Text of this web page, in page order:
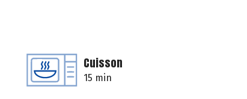
Cuisson
15 min